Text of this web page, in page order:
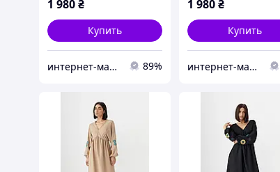
1 980₴
Купить
интернет-магазин одежды Ovi-Shop 89%
1 980₴
Купить
интернет-магазин одежды Ovi-Shop